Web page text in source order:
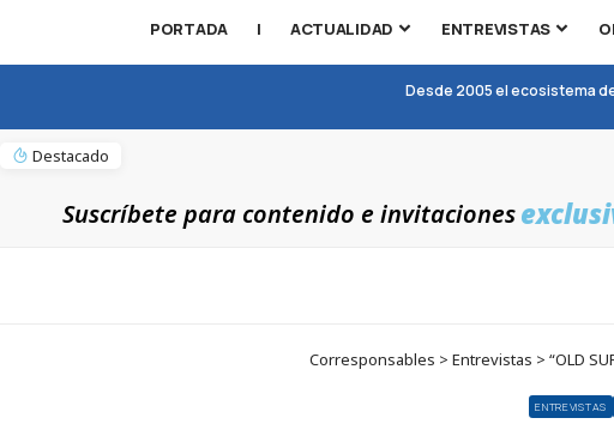
PORTADA | ACTUALIDAD ENTREVISTAS
Desde 2005 el ecosistema
Destacado
Suscríbete para contenido e invitaciones
Corresponsables > Entrevistas > “OLD
ENTREVISTAS